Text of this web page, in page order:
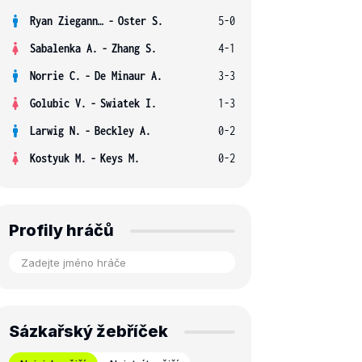
Ryan Ziegann S. - Oster S.
5-0
Sabalenka A. - Zhang S.
4-1
Norrie C. - De Minaur A.
3-3
Golubic V. - Swiatek I.
1-3
Larwig N. - Beckley A.
0-2
Kostyuk M. - Keys M. 0-2
Profily hráčů
Sázkařský žebříček